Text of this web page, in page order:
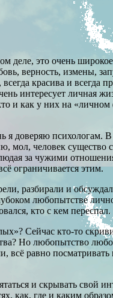
деле, это очень
верность, измены,
красива и всегда
интересует личная
и как у них на
доверяю психологам.
человек существо
за чужими
ограничивается этим.
разбирали и
любопытстве
кто с кем переспал.
Сейчас кто-то
Но любопытство
равно
и скрывать свой
как, где и каким